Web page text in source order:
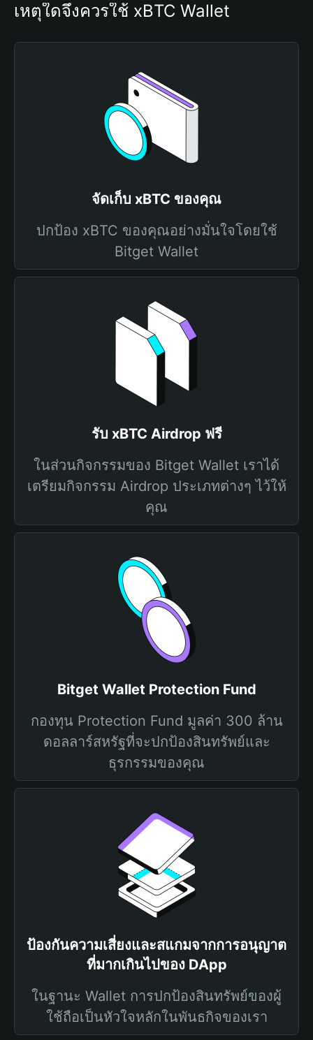
เหตุใดจึงควรใช้ xBTC Wallet
จัดเก็บ xBTC ของคุณ
ปกป้อง xBTC ของคุณอย่างมั่นใจโดยใช้
Bitget Wallet
รับ xBTC Airdrop ฟรี
ในส่วนกิจกรรมของ Bitget Wallet เราได้
เตรียมกิจกรรม Airdrop ประเภทต่างๆ ไว้ให้
คุณ
Bitget Wallet Protection Fund
กองทุน Protection Fund มูลค่า 300 ล้าน
ดอลลาร์สหรัฐที่จะปกป้องสินทรัพย์และ
ธุรกรรมของคุณ
ป้องกันความเสี่ยงและสแกมจากการอนุญาต
ที่มากเกินไปของ DApp
ในฐานะ Wallet การปกป้องสินทรัพย์ของผู้
ใช้ถือเป็นหัวใจหลักในพันธกิจของเรา